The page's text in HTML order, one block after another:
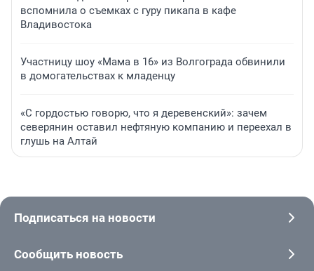
вспомнила о съемках с гуру пикапа в кафе
Владивостока
Участницу шоу «Мама в 16» из Волгограда обвинили
в домогательствах к младенцу
«С гордостью говорю, что я деревенский»: зачем
северянин оставил нефтяную компанию и переехал в
глушь на Алтай
Подписаться на новости
Сообщить новость